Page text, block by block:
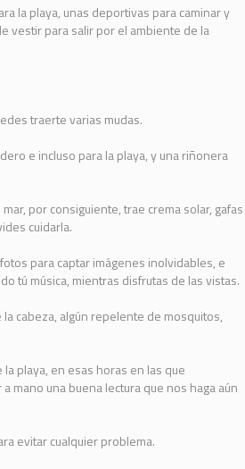
la playa, unas deportivas para caminar y
vestir para salir por el ambiente de la
traerte varias mudas.
e incluso para la playa, y una riñonera
por consiguiente, trae crema solar, gafas
cuidarla.
para captar imágenes inolvidables, e
tú música, mientras disfrutas de las vistas.
cabeza, algún repelente de mosquitos,
playa, en esas horas en las que
mano una buena lectura que nos haga aún
evitar cualquier problema.